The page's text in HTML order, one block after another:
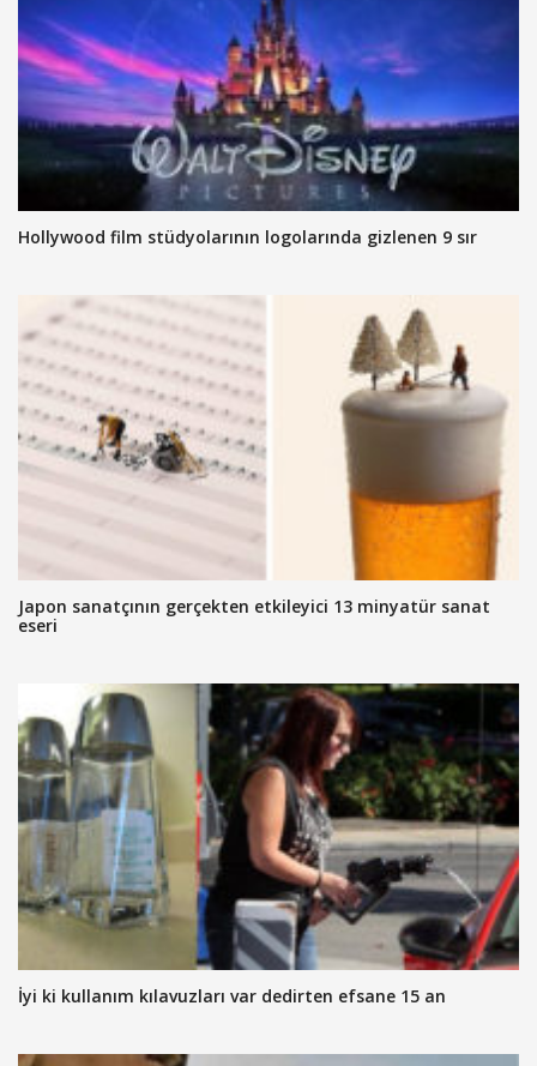
Hollywood film stüdyolarının logolarında gizlenen 9 sır
Japon sanatçının gerçekten etkileyici 13 minyatür sanat
eseri
İyi ki kullanım kılavuzları var dedirten efsane 15 an